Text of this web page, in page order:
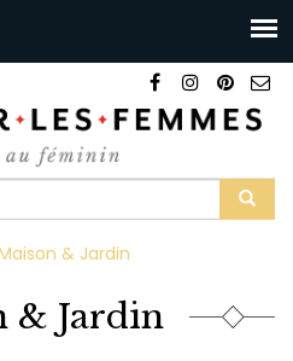
& Jardin
& Jardin